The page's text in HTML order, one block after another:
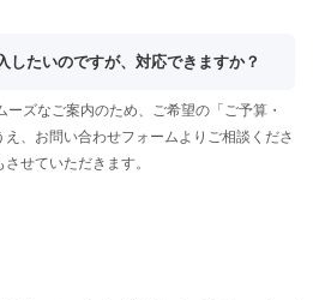
したいのですが、対応できますか？
ズなご案内のため、ご希望の「ご予算・
、お問い合わせフォームよりご相談くださ
せていただきます。